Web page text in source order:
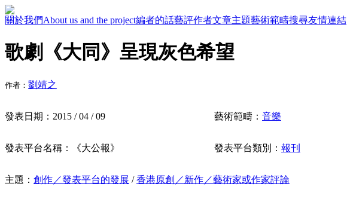
關於我們About us and the project編者的話藝評作者文章主題藝術範疇搜尋友情連結
歌劇《大同》呈現灰色希望
作者： 劉靖之
發表日期： 2015 / 04 / 09 藝術範疇： 音樂
發表平台名稱： 《大公報》 發表平台類別： 報刊
主題： 創作／發表平台的發展 /香港原創／新作／藝術家或作家評論